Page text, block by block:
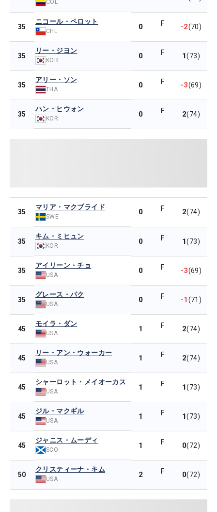
COL
35
ニコール・ペロット
CHL 0 F -2(70)
35
リー・ジヨン
KOR 0 F 1(73)
35
アリー・ソン
THA 0 F -3(69)
35
ハン・ヒウォン
KOR 0 F 2(74)
35
マリア・マクブライド
SWE
0 F 2(74)
35
キム・ミヒュン
KOR 0 F 1(73)
35
アイリーン・チョ
USA 0 F -3(69)
35
グレース・パク
USA 0 F -1(71)
45
モイラ・ダン
USA 1 F 2(74)
45
リー・アン・ウォーカー
USA 1 F 2(74)
45
シャーロット・メイオーカス
USA 1 F 1(73)
45
ジル・マクギル
USA 1 F 1(73)
45
ジャニス・ムーディ
SCO 1 F 0(72)
50
クリスティーナ・キム
USA 2 F 0(72)